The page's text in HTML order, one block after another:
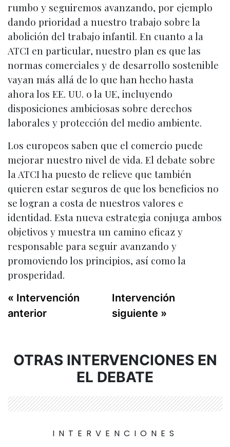
rumbo y seguiremos avanzando, por ejemplo
dando prioridad a nuestro trabajo sobre la
abolición del trabajo infantil. En cuanto a la
ATCI en particular, nuestro plan es que las
normas comerciales y de desarrollo sostenible
vayan más allá de lo que han hecho hasta
ahora los EE. UU. o la UE, incluyendo
disposiciones ambiciosas sobre derechos
laborales y protección del medio ambiente.
Los europeos saben que el comercio puede
mejorar nuestro nivel de vida. El debate sobre
la ATCI ha puesto de relieve que también
quieren estar seguros de que los beneficios no
se logran a costa de nuestros valores e
identidad. Esta nueva estrategia conjuga ambos
objetivos y muestra un camino eficaz y
responsable para seguir avanzando y
promoviendo los principios, así como la
prosperidad.
« Intervención
anterior
Intervención
siguiente »
OTRAS INTERVENCIONES EN
EL DEBATE
INTERVENCIONES